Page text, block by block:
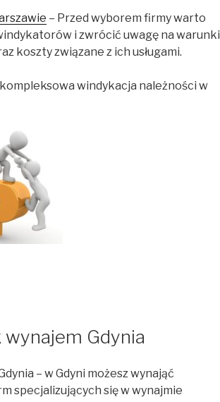
– Przed wyborem firmy warto
i zwrócić uwagę na warunki
koszty związane z ich usługami.
windykacja należności w
Gdynia
– w Gdyni możesz wynająć
specjalizujących się w wynajmie